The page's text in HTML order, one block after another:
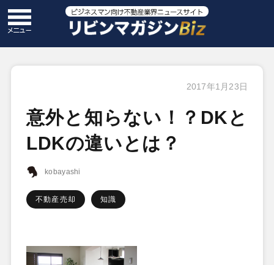
2017年1月23日
意外と知らない！？DKと
LDKの違いとは？
kobayashi
不動産売却 知識